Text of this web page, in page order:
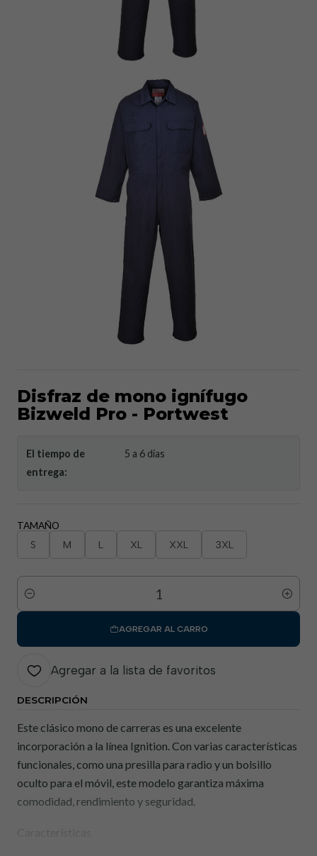
Disfraz de mono ignífugo
Bizweld Pro - Portwest
El tiempo de
entrega:
5 a 6 días
TAMAÑO
S M L XL XXL 3XL
Cantidad
AGREGAR AL CARRO
Agregar a la lista de favoritos
DESCRIPCIÓN
Este clásico mono de carreras es una excelente
incorporación a la línea Ignition. Con varias características
funcionales, como una presilla para radio y un bolsillo
oculto para el móvil, este modelo garantiza máxima
comodidad, rendimiento y seguridad.